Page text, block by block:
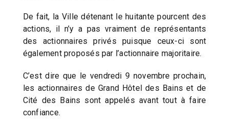
De fait, la Ville détenant le huitante pourcent des
actions, il n’y a pas vraiment de représentants
des actionnaires privés puisque ceux-ci sont
également proposés par l’actionnaire majoritaire.
C’est dire que le vendredi 9 novembre prochain,
les actionnaires de Grand Hôtel des Bains et de
Cité des Bains sont appelés avant tout à faire
confiance.